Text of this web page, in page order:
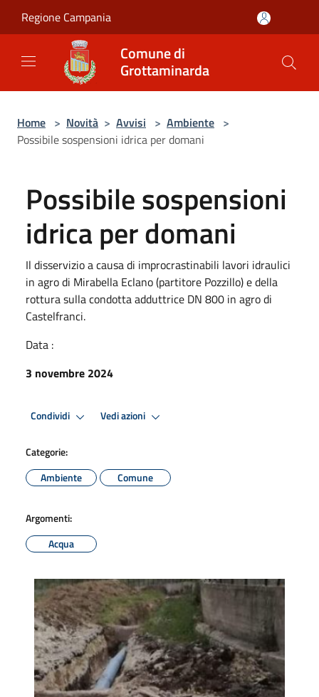
Regione Campania
Comune di
Grottaminarda
Home > Novità > Avvisi > Ambiente >
Possibile sospensioni idrica per domani
Possibile sospensioni
idrica per domani
Il disservizio a causa di improcrastinabili lavori idraulici
in agro di Mirabella Eclano (partitore Pozzillo) e della
rottura sulla condotta adduttrice DN 800 in agro di
Castelfranci.
Data :
3 novembre 2024
Condividi Vedi azioni
Categorie:
Ambiente
Comune
Argomenti:
Acqua